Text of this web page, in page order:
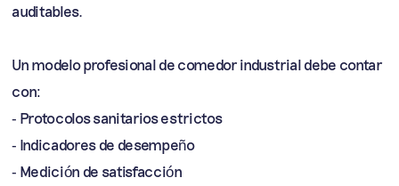
auditables.
Un modelo profesional de comedor industrial debe contar
con:
- Protocolos sanitarios estrictos
- Indicadores de desempeño
- Medición de satisfacción